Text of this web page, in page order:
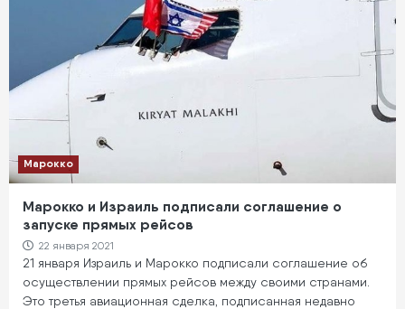
Марокко
Марокко и Израиль подписали соглашение о
запуске прямых рейсов
22 января 2021
21 января Израиль и Марокко подписали соглашение об
осуществлении прямых рейсов между своими странами.
Это третья авиационная сделка, подписанная недавно